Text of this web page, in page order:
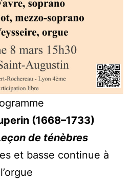
(1668–1733)
de ténèbres
et basse continue à
l’orgue